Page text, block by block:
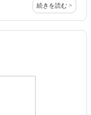
続きを読む >